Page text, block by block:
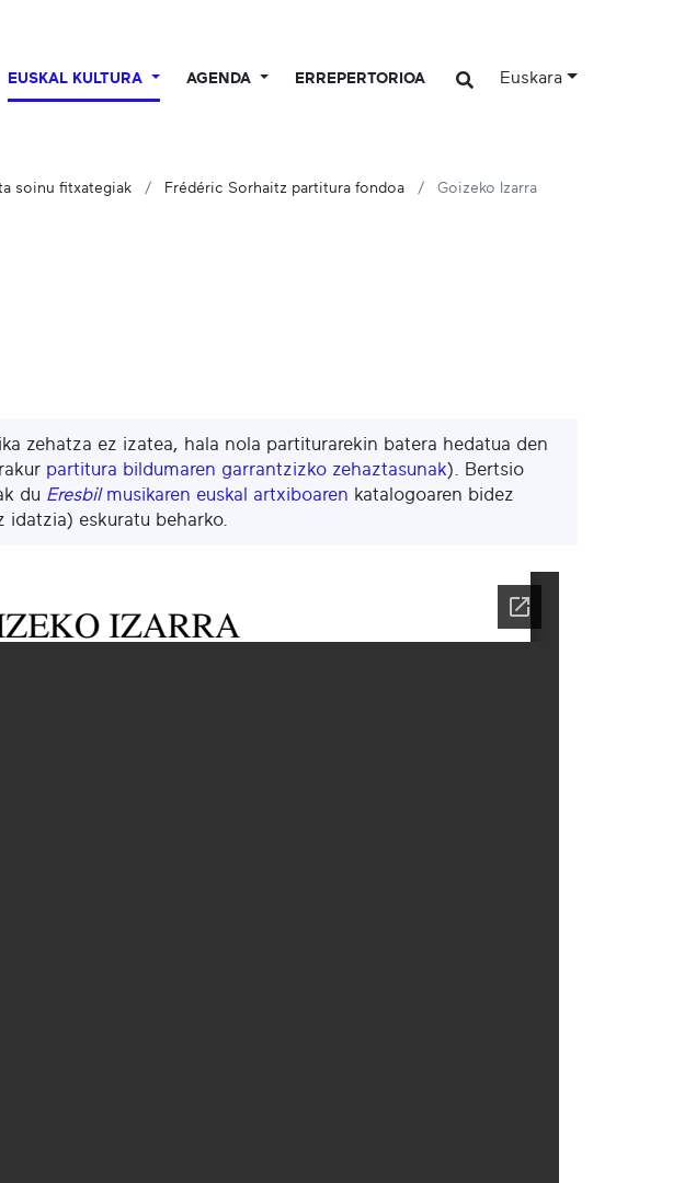
EUSKAL KULTURA AGENDA ERREPERTORIOA Euskara
soinu fitxategiak Frédéric Sorhaitz partitura fondoa Goizeko Izarra
zehatza ez izatea, hala nola partiturarekin batera hedatua den
partitura bildumaren garrantzizko zehaztasunak). Bertsio
du Eresbilmusikaren euskal artxiboaren katalogoaren bidez
eskuratu beharko.